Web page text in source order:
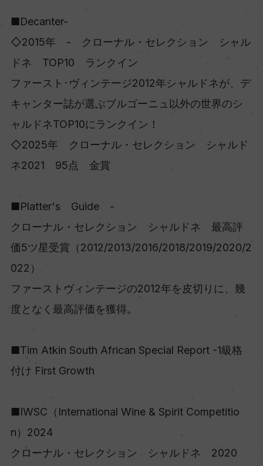
■Decanter-
◇2015年 - クローナル・セレクション シャル
ドネ TOP10 ランクイン
ファースト･ヴィンテージ2012年シャルドネが、デ
キャンター誌が選ぶブルゴーニュ以外の世界のシ
ャルドネTOP10にランクイン！
◇2025年 クローナル・セレクション シャルド
ネ2021 95点 金賞
■Platter's Guide -
クローナル・セレクション シャルドネ 最高評
価5ツ星受賞（2012/2013/2016/2018/2019/2020/2
022）
ファーストヴィンテージの2012年を皮切りに、幾
度となく最高評価を獲得。
■Tim Atkin South African Special Report -1級格
付け First Growth
■IWSC（International Wine & Spirit Competitio
n）2024
クローナル・セレクション シャルドネ 2020